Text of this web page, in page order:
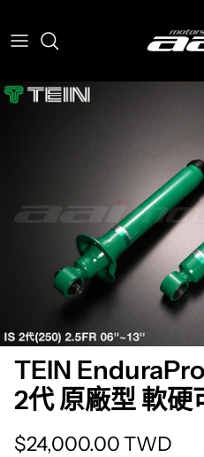
Translation missing: zh-
TEIN
2代 原廠型 軟硬
Translation missing:
$24,000.00 TWD